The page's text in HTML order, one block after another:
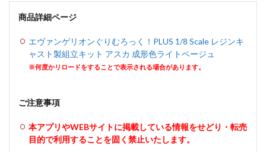
商品詳細ページ
エヴァンゲリオンぐりむろっく！PLUS 1/8 Scale レジンキ
ャスト製組立キット アスカ 成形色ライトベージュ
※何度かリロードをすることで表示される場合があります。
ご注意事項
本アプリやWEBサイトに掲載している情報をせどり・転売
目的で利用することを固く禁止いたします。